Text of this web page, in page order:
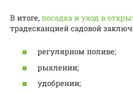
В итоге, посадка и уход в
традесканцией садовой
регулярном поливе;
рыхлении;
удобрении;